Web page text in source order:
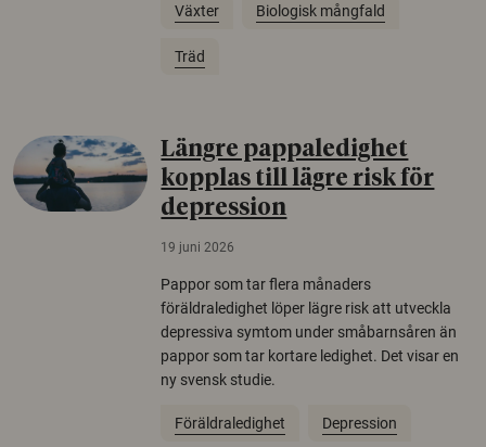
Växter Biologisk mångfald
Träd
Längre pappaledighet
kopplas till lägre risk för
depression
19 juni 2026
Pappor som tar flera månaders
föräldraledighet löper lägre risk att utveckla
depressiva symtom under småbarnsåren än
pappor som tar kortare ledighet. Det visar en
ny svensk studie.
Föräldraledighet Depression